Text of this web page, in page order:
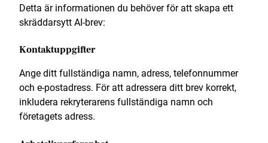
Detta är informationen du behöver för att skapa ett
skräddarsytt AI-brev:
Kontaktuppgifter
Ange ditt fullständiga namn, adress, telefonnummer
och e-postadress. För att adressera ditt brev korrekt,
inkludera rekryterarens fullständiga namn och
företagets adress.